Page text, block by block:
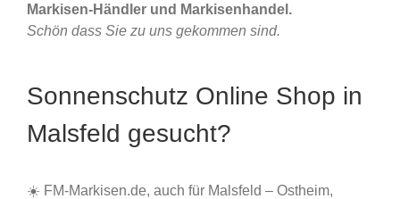
Markisen-Händler und Markisenhandel.
Schön dass Sie zu uns gekommen sind.
Sonnenschutz Online Shop in
Malsfeld gesucht?
☀️ FM-Markisen.de, auch für Malsfeld – Ostheim,